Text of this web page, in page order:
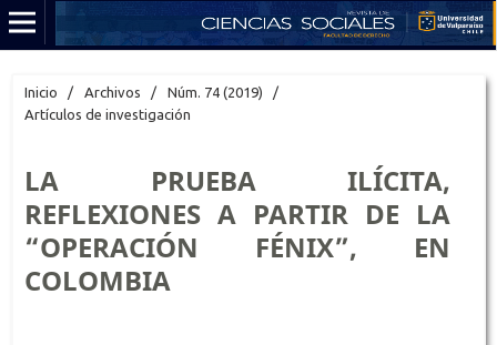
Inicio / Archivos / Núm. 74 (2019)
/
Artículos de investigación
LA PRUEBA ILÍCITA,
REFLEXIONES A PARTIR DE LA
“OPERACIÓN FÉNIX”, EN
COLOMBIA